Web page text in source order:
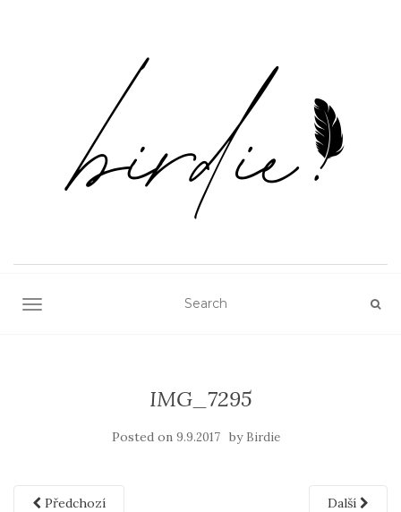
TOGGLE NAVIGATION
IMG_7295
Posted on 9.9.2017 by Birdie
Předchozí Další